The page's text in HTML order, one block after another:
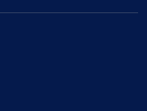
ČR
ČRCelní správy ČR